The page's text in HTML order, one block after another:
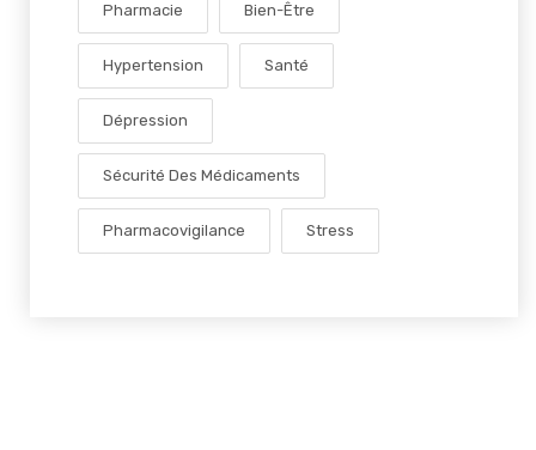
Pharmacie Bien-Être
Hypertension Santé
Dépression
Sécurité Des Médicaments
Pharmacovigilance Stress